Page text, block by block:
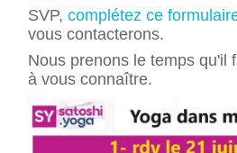
SVP, complétez ce
vous contacterons.
Nous prenons le temps qu'il
à vous connaître.